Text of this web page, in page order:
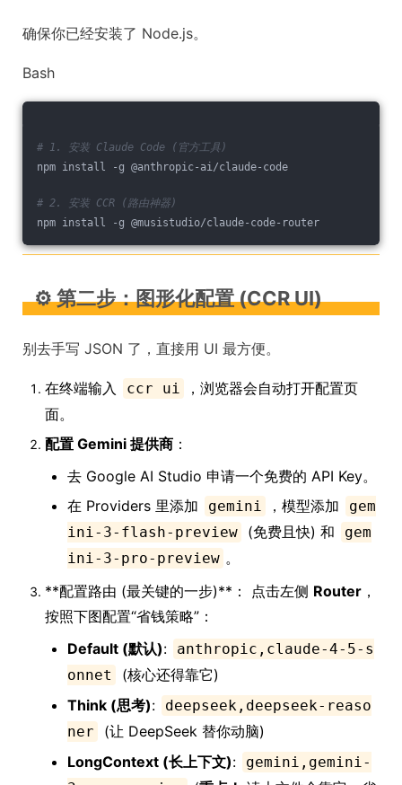
确保你已经安装了 Node.js。
Bash
# 1. 安装 Claude Code (官方工具)
npm install -g @anthropic-ai/claude-code
# 2. 安装 CCR (路由神器)
npm install -g @musistudio/claude-code-router
⚙️ 第二步：图形化配置 (CCR UI)
别去手写 JSON 了，直接用 UI 最方便。
在终端输入 ccr ui
，浏览器会自动打开配置页
面。
配置 Gemini 提供商 ：
去 Google AI Studio 申请一个免费的 API Key。
在 Providers 里添加
gemini ，模型添加
gem
ini-3-flash-preview
(免费且快) 和
gem
ini-3-pro-preview 。
**配置路由 (最关键的一步)**： 点击左侧 Router ，
按照下图配置“省钱策略”：
Default (默认):
anthropic,claude-4-5-s
onnet
(核心还得靠它)
Think (思考):
deepseek,deepseek-reaso
ner
(让 DeepSeek 替你动脑)
LongContext (长上下文):
gemini,gemini-